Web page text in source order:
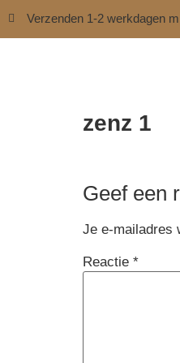
Verzenden 1-2 werkdagen
zenz 1
Geef een
Je e-mailadres
Reactie *